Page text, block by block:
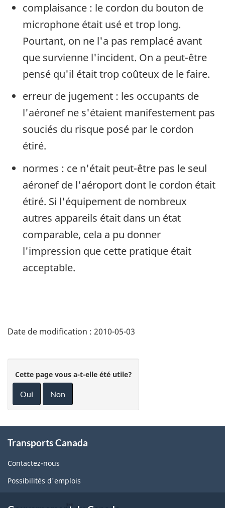
complaisance : le cordon du bouton de
microphone était usé et trop long.
Pourtant, on ne l'a pas remplacé avant
que survienne l'incident. On a peut-être
pensé qu'il était trop coûteux de le faire.
erreur de jugement : les occupants de
l'aéronef ne s'étaient manifestement pas
souciés du risque posé par le cordon
étiré.
normes : ce n'était peut-être pas le seul
aéronef de l'aéroport dont le cordon était
étiré. Si l'équipement de nombreux
autres appareils était dans un état
comparable, cela a pu donner
l'impression que cette pratique était
acceptable.
Date de modification : 2010-05-03
Cette page vous a-t-elle été utile?
Oui Non
this
site
Transports Canada
Contactez-nous
Possibilités d'emplois